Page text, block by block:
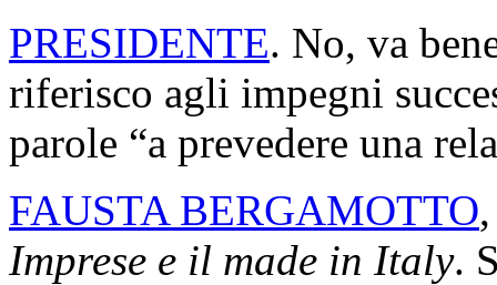
PRESIDENTE. No, va
riferisco agli impegni
parole “a prevedere una
FAUSTA BERGAMOTTO,
Imprese e il made in Italy.